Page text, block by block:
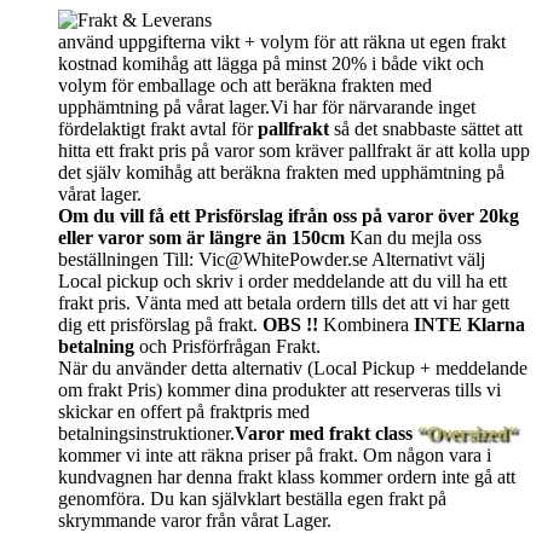
använd uppgifterna vikt + volym för att räkna ut egen frakt
kostnad komihåg att lägga på minst 20% i både vikt och
volym för emballage och att beräkna frakten med
upphämtning på vårat lager.Vi har för närvarande inget
fördelaktigt frakt avtal förpallfrakt så det snabbaste sättet att
hitta ett frakt pris på varor som kräver pallfrakt är att kolla upp
det själv komihåg att beräkna frakten med upphämtning på
vårat lager.
Om du vill få ett Prisförslag ifrån oss på varor över 20kg
eller varor som är längre än 150cm Kan du mejla oss
beställningen Till: Vic@WhitePowder.se Alternativt välj
Local pickup och skriv i order meddelande att du vill ha ett
frakt pris. Vänta med att betala ordern tills det att vi har gett
dig ett prisförslag på frakt. OBS !! Kombinera INTE Klarna
betalning och Prisförfrågan Frakt.
När du använder detta alternativ (Local Pickup + meddelande
om frakt Pris) kommer dina produkter att reserveras tills vi
skickar en offert på fraktpris med
betalningsinstruktioner.Varor med frakt class “Oversized“
kommer vi inte att räkna priser på frakt. Om någon vara i
kundvagnen har denna frakt klass kommer ordern inte gå att
genomföra. Du kan självklart beställa egen frakt på
skrymmande varor från vårat Lager.